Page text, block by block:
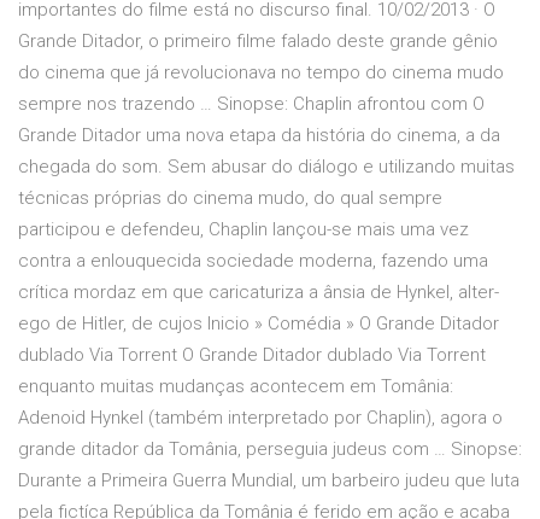
importantes do filme está no discurso final. 10/02/2013 · O
Grande Ditador, o primeiro filme falado deste grande gênio
do cinema que já revolucionava no tempo do cinema mudo
sempre nos trazendo … Sinopse: Chaplin afrontou com O
Grande Ditador uma nova etapa da história do cinema, a da
chegada do som. Sem abusar do diálogo e utilizando muitas
técnicas próprias do cinema mudo, do qual sempre
participou e defendeu, Chaplin lançou-se mais uma vez
contra a enlouquecida sociedade moderna, fazendo uma
crítica mordaz em que caricaturiza a ânsia de Hynkel, alter-
ego de Hitler, de cujos Inicio » Comédia » O Grande Ditador
dublado Via Torrent O Grande Ditador dublado Via Torrent
enquanto muitas mudanças acontecem em Tomânia:
Adenoid Hynkel (também interpretado por Chaplin), agora o
grande ditador da Tomânia, perseguia judeus com … Sinopse:
Durante a Primeira Guerra Mundial, um barbeiro judeu que luta
pela fictíca República da Tomânia é ferido em ação e acaba